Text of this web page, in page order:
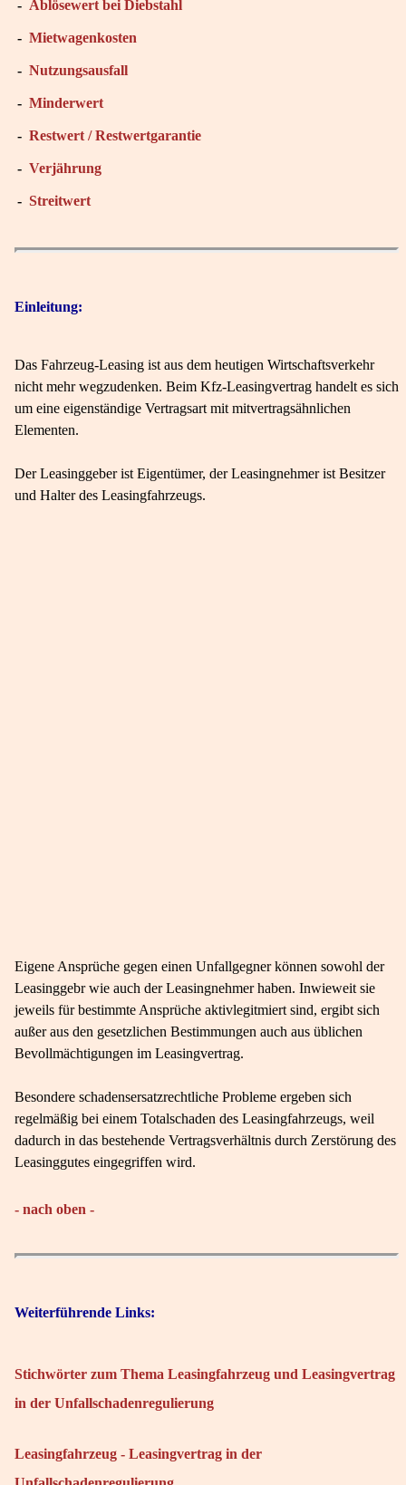
- Ablösewert bei Diebstahl
- Mietwagenkosten
- Nutzungsausfall
- Minderwert
- Restwert / Restwertgarantie
- Verjährung
- Streitwert
Einleitung:
Das Fahrzeug-Leasing ist aus dem heutigen Wirtschaftsverkehr
nicht mehr wegzudenken. Beim Kfz-Leasingvertrag handelt es sich
um eine eigenständige Vertragsart mit mitvertragsähnlichen
Elementen.
Der Leasinggeber ist Eigentümer, der Leasingnehmer ist Besitzer
und Halter des Leasingfahrzeugs.
Eigene Ansprüche gegen einen Unfallgegner können sowohl der
Leasinggebr wie auch der Leasingnehmer haben. Inwieweit sie
jeweils für bestimmte Ansprüche aktivlegitmiert sind, ergibt sich
außer aus den gesetzlichen Bestimmungen auch aus üblichen
Bevollmächtigungen im Leasingvertrag.
Besondere schadensersatzrechtliche Probleme ergeben sich
regelmäßig bei einem Totalschaden des Leasingfahrzeugs, weil
dadurch in das bestehende Vertragsverhältnis durch Zerstörung des
Leasinggutes eingegriffen wird.
- nach oben -
Weiterführende Links:
Stichwörter zum Thema Leasingfahrzeug und Leasingvertrag
in der Unfallschadenregulierung
Leasingfahrzeug - Leasingvertrag in der